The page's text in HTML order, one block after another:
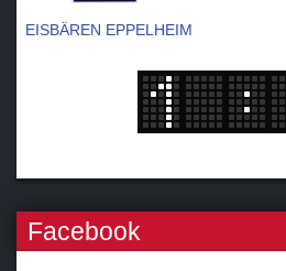
EISBÄREN EPPELHEIM
Facebook